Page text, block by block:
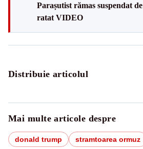
Parașutist rămas suspendat
ratat VIDEO
Distribuie articolul
Mai multe articole despre
donald trump stramtoarea ormuz